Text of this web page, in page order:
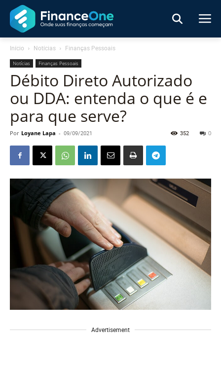
Início Notícias Finanças Pessoais
Notícias Finanças Pessoais
Débito Direto Autorizado
ou DDA: entenda o que é e
para que serve?
Por Loyane Lapa - 09/09/2021 0
352
Advertisement